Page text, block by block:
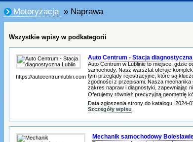
Motoryzacja » Naprawa
Wszystkie wpisy w podkategorii
https://autocentrumlublin.com
Auto Centrum - Stacja
Auto Centrum w Lublinie to miejsce, gdzie
samochody. Nasz warsztat oferuje
tym przeglądy rejestracyjne, które są
zgodności z przepisami. Nasza
zakres napraw i diagnostyki, zapewniając
Oferujemy również precyzyjną geometrię
Data zgłoszenia strony do katalogu: 2024-
Szczegóły wpisu
Mechanik samochodowy